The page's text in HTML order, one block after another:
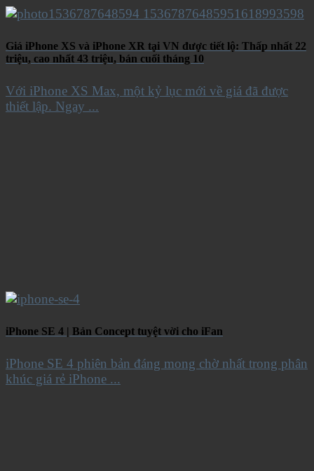
Giá iPhone XS và iPhone XR tại VN được tiết lộ: Thấp nhất 22
triệu, cao nhất 43 triệu, bán cuối tháng 10
Với iPhone XS Max, một kỷ lục mới về giá đã được
thiết lập. Ngay ...
iPhone SE 4 | Bản Concept tuyệt vời cho iFan
iPhone SE 4 phiên bản đáng mong chờ nhất trong phân
khúc giá rẻ iPhone ...